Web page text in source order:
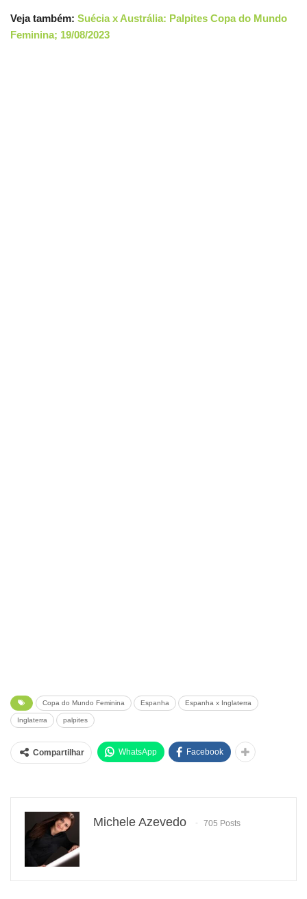
Veja também: Suécia x Austrália: Palpites Copa do Mundo
Feminina; 19/08/2023
Copa do Mundo Feminina Espanha Espanha x Inglaterra
Inglaterra palpites
Compartilhar WhatsApp Facebook
Michele Azevedo 705 Posts